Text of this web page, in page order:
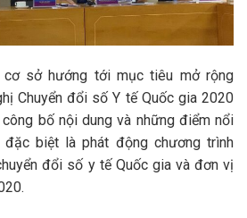
cơ sở hướng tới mục tiêu mở rộng
Chuyển đổi số Y tế Quốc gia 2020
bố nội dung và những điểm nổi
biệt là phát động chương trình
đổi số y tế Quốc gia và đơn vị